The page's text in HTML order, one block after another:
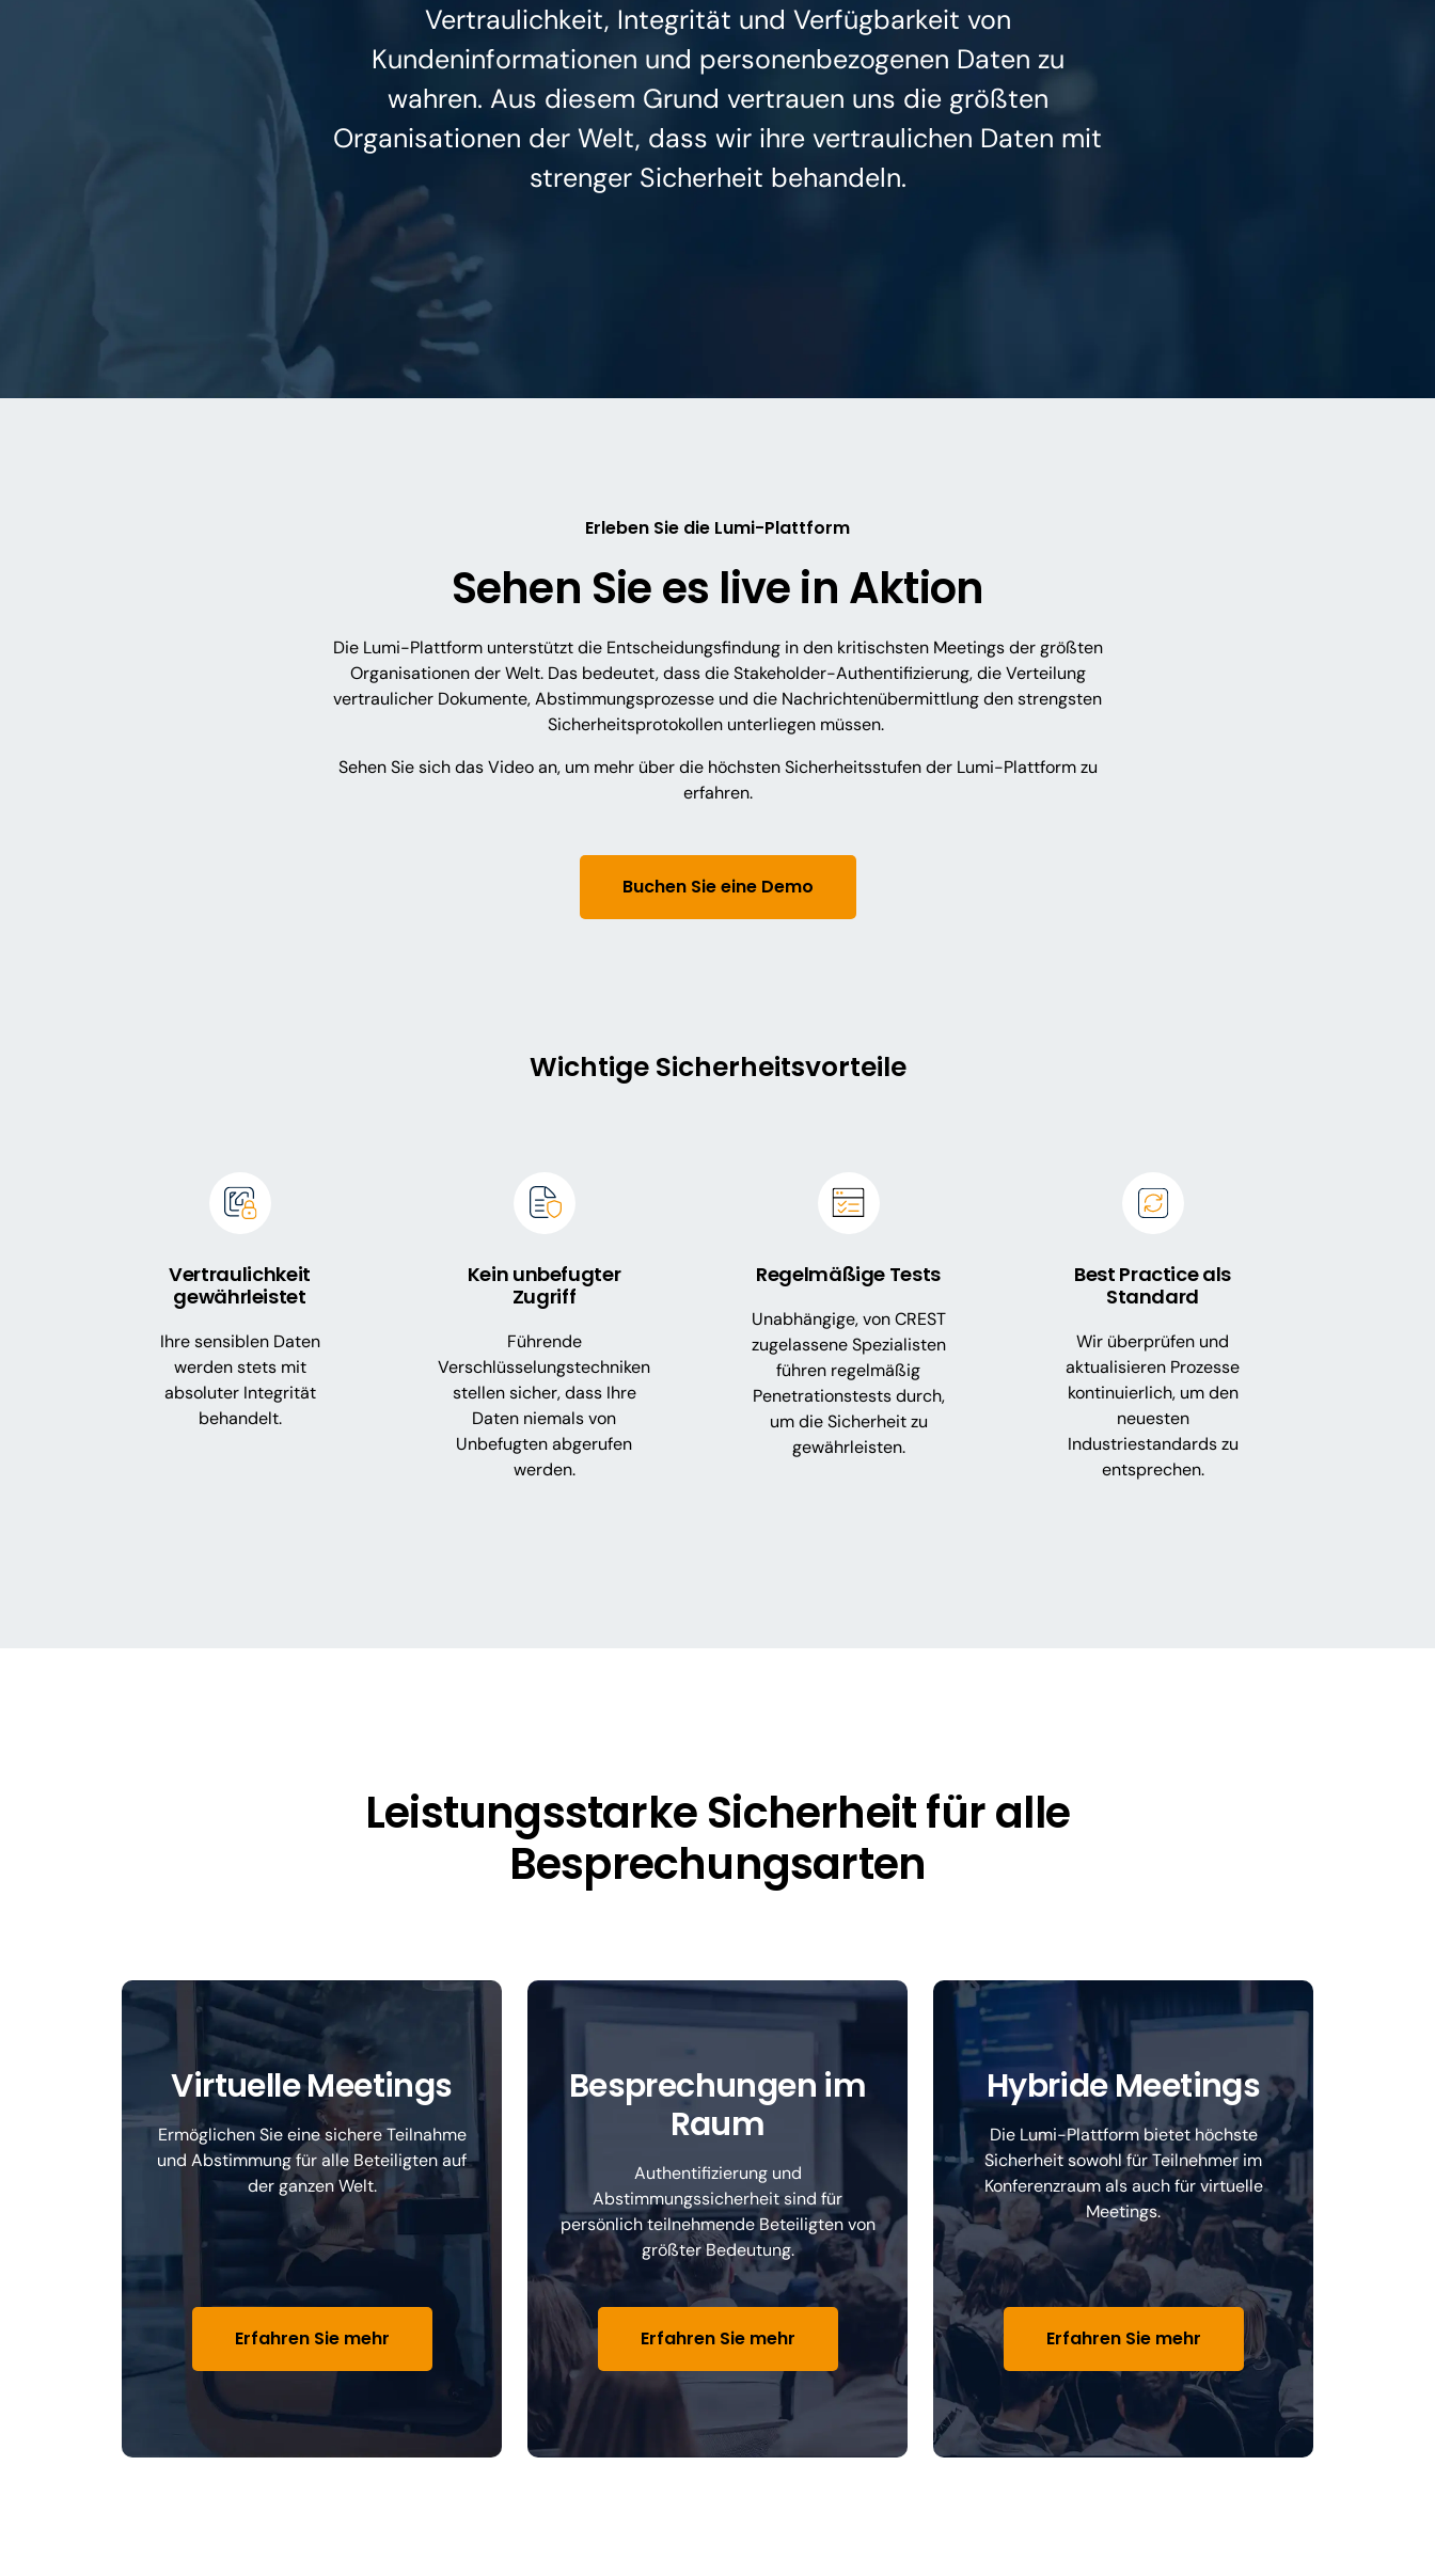
Vertraulichkeit, Integrität und Verfügbarkeit von
Kundeninformationen und personenbezogenen Daten zu
wahren. Aus diesem Grund vertrauen uns die größten
Organisationen der Welt, dass wir ihre vertraulichen Daten mit
strenger Sicherheit behandeln.
Erleben Sie die Lumi-Plattform
Sehen Sie es live in Aktion
Die Lumi-Plattform unterstützt die Entscheidungsfindung in den kritischsten Meetings der größten
Organisationen der Welt. Das bedeutet, dass die Stakeholder-Authentifizierung, die Verteilung
vertraulicher Dokumente, Abstimmungsprozesse und die Nachrichtenübermittlung den strengsten
Sicherheitsprotokollen unterliegen müssen.
Sehen Sie sich das Video an, um mehr über die höchsten Sicherheitsstufen der Lumi-Plattform zu
erfahren.
Buchen Sie eine Demo
Wichtige Sicherheitsvorteile
Vertraulichkeit
gewährleistet
Ihre sensiblen Daten
werden stets mit
absoluter Integrität
behandelt.
Kein unbefugter
Zugriff
Führende
Verschlüsselungstechniken
stellen sicher, dass Ihre
Daten niemals von
Unbefugten abgerufen
werden.
Regelmäßige Tests
Unabhängige, von CREST
zugelassene Spezialisten
führen regelmäßig
Penetrationstests durch,
um die Sicherheit zu
gewährleisten.
Best Practice als
Standard
Wir überprüfen und
aktualisieren Prozesse
kontinuierlich, um den
neuesten
Industriestandards zu
entsprechen.
Leistungsstarke Sicherheit für alle
Besprechungsarten
Virtuelle Meetings
Ermöglichen Sie eine sichere Teilnahme
und Abstimmung für alle Beteiligten auf
der ganzen Welt.
Erfahren Sie mehr
Besprechungen im
Raum
Authentifizierung und
Abstimmungssicherheit sind für
persönlich teilnehmende Beteiligten von
größter Bedeutung.
Erfahren Sie mehr
Hybride Meetings
Die Lumi-Plattform bietet höchste
Sicherheit sowohl für Teilnehmer im
Konferenzraum als auch für virtuelle
Meetings.
Erfahren Sie mehr